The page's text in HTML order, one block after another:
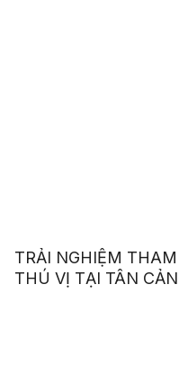
TRẢI NGHIỆM
THÚ VỊ TẠI TÂN